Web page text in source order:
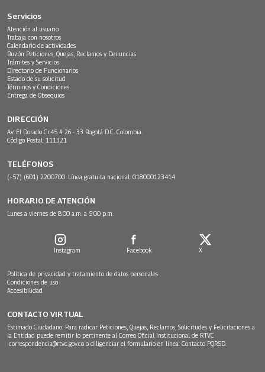
Servicios
Atención al usuario
Trabaja con nosotros
Calendario de actividades
Buzón Peticiones, Quejas, Reclamos y Denuncias
Trámites y Servicios
Directorio de Funcionarios
Estado de su solicitud
Términos y Condiciones
Entrega de Obsequios
DIRECCIÓN
Av. El Dorado Cr.45 # 26 - 33 Bogotá D.C. Colombia.
Código Postal: 111321
TELÉFONOS
(+57) (601) 2200700. Línea gratuita nacional: 018000123414
HORARIO DE ATENCIÓN
Lunes a viernes de 8:00 a.m. a 5:00 p.m.
Instagram Facebook X
Política de privacidad y tratamiento de datos personales
Condiciones de uso
Accesibilidad
CONTACTO VIRTUAL
Estimado Ciudadano: Para radicar Peticiones, Quejas, Reclamos, Solicitudes y Felicitaciones a
la Entidad puede remitir lo pertinente al Correo Oficial Institucional de RTVC
correspondencia@rtvc.gov.co o diligenciar el formulario en línea: Contacto PQRSD.